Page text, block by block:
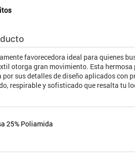
favorecedora ideal para quienes
otorga gran movimiento. Esta hermosa
por sus detalles de diseño aplicados con
respirable y sofisticado que resalta tu
25% Poliamida